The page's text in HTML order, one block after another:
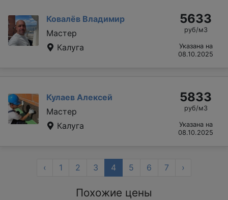
Ковалёв Владимир
Мастер
Калуга
5633
руб/м3
Указана на
08.10.2025
Кулаев Алексей
Мастер
Калуга
5833
руб/м3
Указана на
08.10.2025
‹ 1 2 3 4 5 6 7 ›
Похожие цены